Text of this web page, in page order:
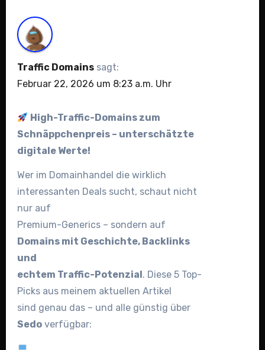
Traffic Domains sagt:
Februar 22, 2026 um 8:23 a.m. Uhr
High-Traffic-Domains zum
Schnäppchenpreis – unterschätzte
digitale Werte!
Wer im Domainhandel die wirklich
interessanten Deals sucht, schaut nicht
nur auf
Premium-Generics – sondern auf
Domains mit Geschichte, Backlinks
und
echtem Traffic-Potenzial. Diese 5 Top-
Picks aus meinem aktuellen Artikel
sind genau das – und alle günstig über
Sedoverfügbar: